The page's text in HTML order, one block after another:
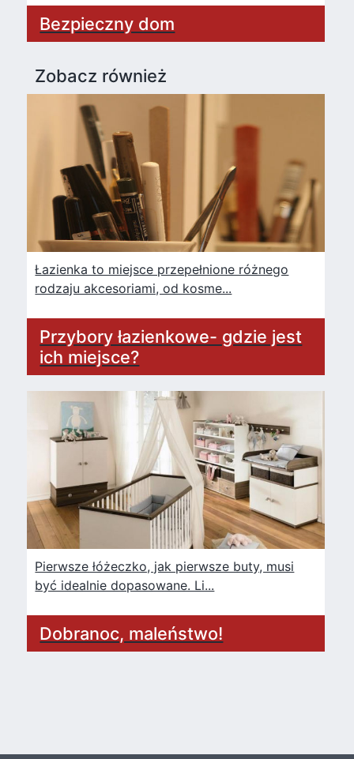
Bezpieczny dom
Zobacz również
Łazienka to miejsce przepełnione różnego
rodzaju akcesoriami, od kosme...
Przybory łazienkowe- gdzie jest
ich miejsce?
Pierwsze łóżeczko, jak pierwsze buty, musi
być idealnie dopasowane. Li...
Dobranoc, maleństwo!